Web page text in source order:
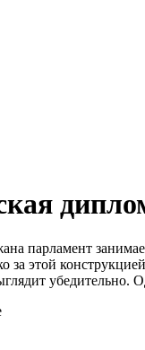
парламент
этой
убедительно.